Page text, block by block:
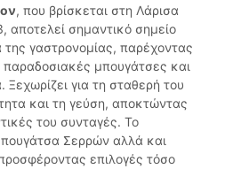
, που βρίσκεται στη Λάρισα
αποτελεί σημαντικό σημείο
γαστρονομίας, παρέχοντας
μπουγάτσες και
για τη σταθερή του
και τη γεύση, αποκτώντας
του συνταγές. Το
Σερρών αλλά και
επιλογές τόσο